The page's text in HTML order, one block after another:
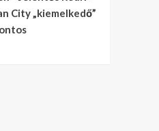
City „kiemelkedő”